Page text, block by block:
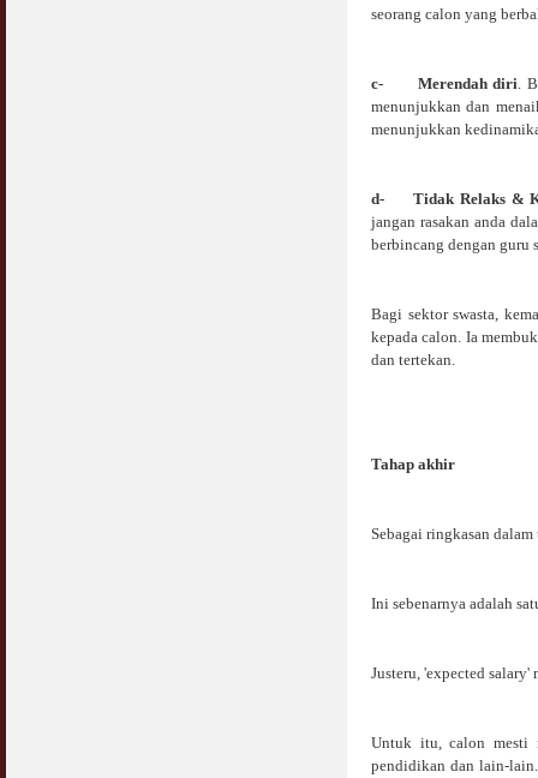
seorang calon yang
c- Merendah diri.
menunjukkan dan
menunjukkan
d- Tidak Relaks &
jangan rasakan anda
berbincang dengan guru
Bagi sektor swasta,
kepada calon. Ia
dan tertekan.
Tahap akhir
Sebagai ringkasan
Ini sebenarnya adalah
Justeru, 'expected
Untuk itu, calon mesti
pendidikan dan lain-lain.